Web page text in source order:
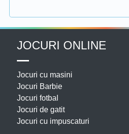
JOCURI ONLINE
Jocuri cu masini
Jocuri Barbie
Jocuri fotbal
Jocuri de gatit
Jocuri cu impuscaturi